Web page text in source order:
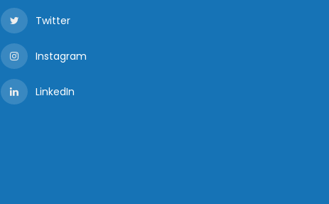
Twitter
Instagram
LinkedIn